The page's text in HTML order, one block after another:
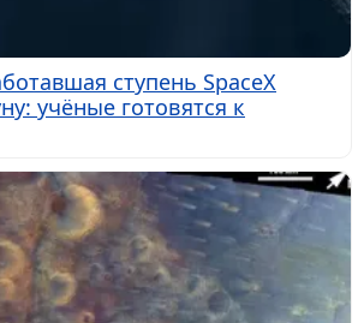
ступень SpaceX
учёные готовятся к